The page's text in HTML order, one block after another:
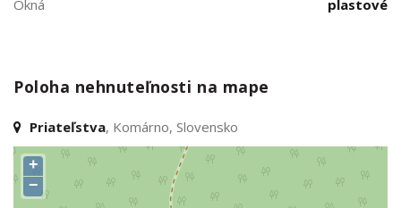
Okná
plastové
Poloha nehnuteľnosti na mape
Priateľstva, Komárno, Slovensko
+
−